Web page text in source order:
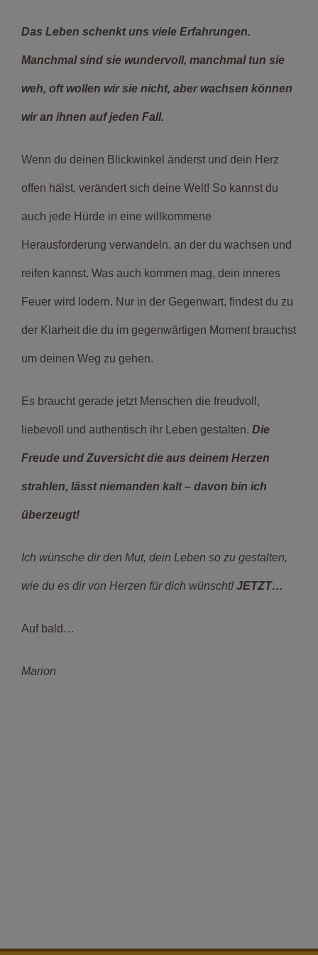
Das Leben schenkt uns viele Erfahrungen.
Manchmal sind sie wundervoll, manchmal tun sie
weh, oft wollen wir sie nicht, aber wachsen können
wir an ihnen auf jeden Fall.
Wenn du deinen Blickwinkel änderst und dein Herz
offen hälst, verändert sich deine Welt! So kannst du
auch jede Hürde in eine willkommene
Herausforderung verwandeln, an der du wachsen und
reifen kannst. Was auch kommen mag, dein inneres
Feuer wird lodern. Nur in der Gegenwart, findest du zu
der Klarheit die du im gegenwärtigen Moment brauchst
um deinen Weg zu gehen.
Es braucht gerade jetzt Menschen die freudvoll,
liebevoll und authentisch ihr Leben gestalten. Die
Freude und Zuversicht die aus deinem Herzen
strahlen, lässt niemanden kalt – davon bin ich
überzeugt!
Ich wünsche dir den Mut, dein Leben so zu gestalten,
wie du es dir von Herzen für dich wünscht! JETZT…
Auf bald…
Marion